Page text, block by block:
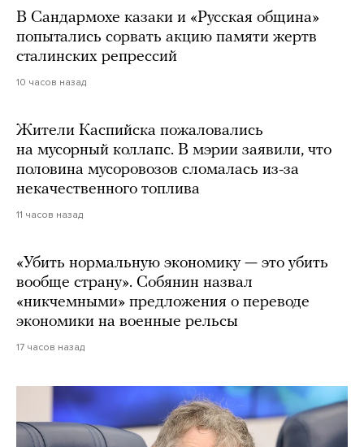
В Сандармохе казаки и «Русская община»
попытались сорвать акцию памяти жертв
сталинских репрессий
10 часов назад
Жители Каспийска пожаловались
на мусорный коллапс. В мэрии заявили, что
половина мусоровозов сломалась из-за
некачественного топлива
11 часов назад
«Убить нормальную экономику — это убить
вообще страну». Собянин назвал
«никчемными» предложения о переводе
экономики на военные рельсы
17 часов назад